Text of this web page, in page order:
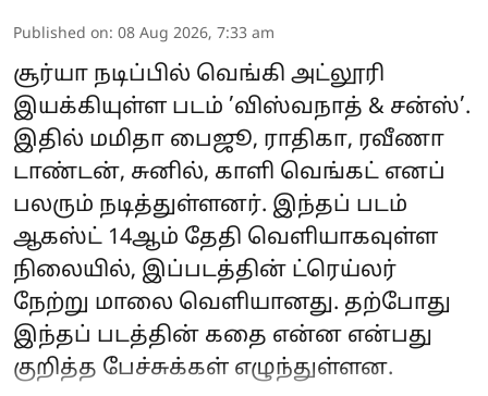
Published on: 08 Aug 2026, 7:33 am
சூர்யா நடிப்பில் வெங்கி அட்லூரி
இயக்கியுள்ள படம் ’விஸ்வநாத் & சன்ஸ்’.
இதில் மமிதா பைஜூ, ராதிகா, ரவீணா
டாண்டன், சுனில், காளி வெங்கட் எனப்
பலரும் நடித்துள்ளனர். இந்தப் படம்
ஆகஸ்ட் 14ஆம் தேதி வெளியாகவுள்ள
நிலையில், இப்படத்தின் ட்ரெய்லர்
நேற்று மாலை வெளியானது. தற்போது
இந்தப் படத்தின் கதை என்ன என்பது
குறித்த பேச்சுக்கள் எழுந்துள்ளன.